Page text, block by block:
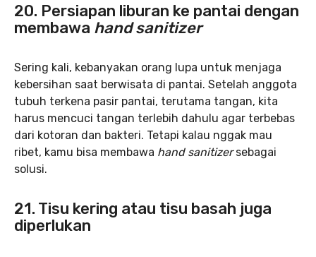
20. Persiapan liburan ke pantai dengan
membawa hand sanitizer
Sering kali, kebanyakan orang lupa untuk menjaga
kebersihan saat berwisata di pantai. Setelah anggota
tubuh terkena pasir pantai, terutama tangan, kita
harus mencuci tangan terlebih dahulu agar terbebas
dari kotoran dan bakteri. Tetapi kalau nggak mau
ribet, kamu bisa membawa hand sanitizersebagai
solusi.
21. Tisu kering atau tisu basah juga
diperlukan